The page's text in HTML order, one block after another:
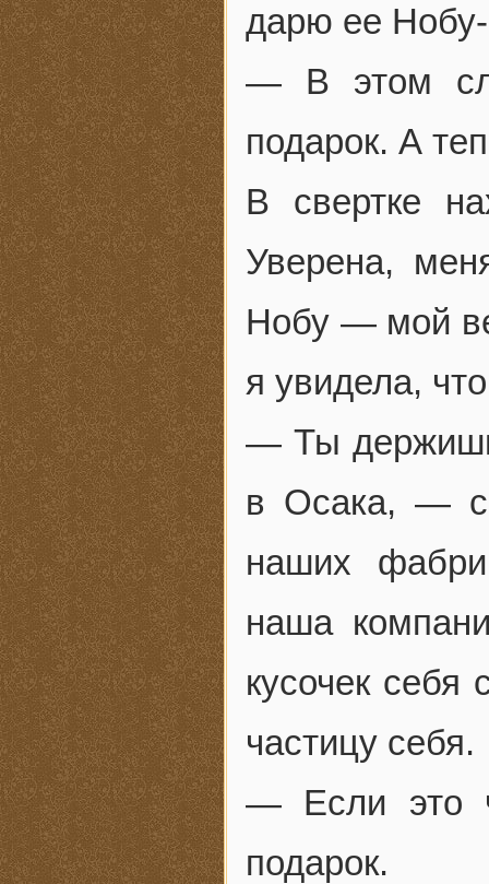
дарю ее
— В этом
подарок. А
В свертке
Уверена,
Нобу — мой
я увидела,
— Ты
в Осака, —
наших
наша
кусочек себя
частицу себя.
— Если это
подарок.